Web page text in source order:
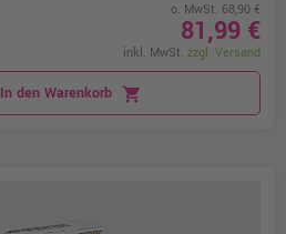
o. MwSt. 68,90 €
81,99 €
inkl. MwSt. zzgl. Versand
In den Warenkorb shopping_cart